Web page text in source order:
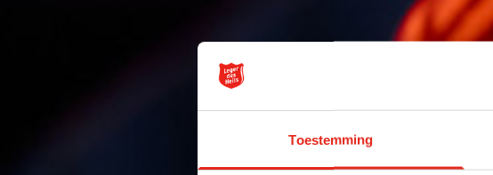
Toestemming